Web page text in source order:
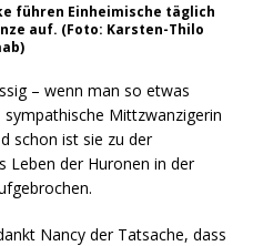
führen Einheimische täglich
auf. (Foto: Karsten-Thilo
– wenn man so etwas
Mittzwanzigerin
schon ist sie zu der
Leben der Huronen in der
Nancy der Tatsache, dass